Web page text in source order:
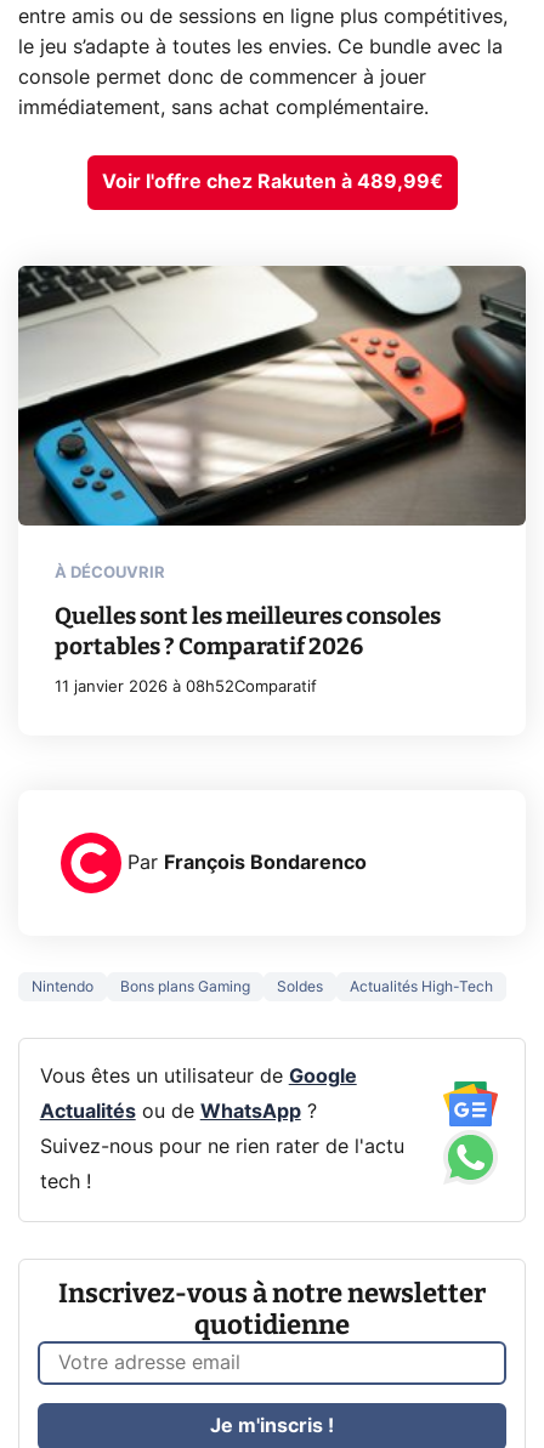
entre amis ou de sessions en ligne plus compétitives,
le jeu s’adapte à toutes les envies. Ce bundle avec la
console permet donc de commencer à jouer
immédiatement, sans achat complémentaire.
Voir l'offre chez Rakuten à 489,99€
À DÉCOUVRIR
Quelles sont les meilleures consoles
portables ? Comparatif 2026
11 janvier 2026 à 08h52Comparatif
Par François Bondarenco
Nintendo Bons plans Gaming Soldes Actualités High-Tech
Vous êtes un utilisateur de Google
Actualitésou de WhatsApp?
Suivez-nous pour ne rien rater de l'actu
tech !
Inscrivez-vous à notre newsletter
quotidienne
Je m'inscris !